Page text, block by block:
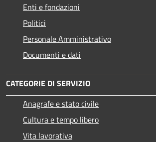
Enti e fondazioni
Politici
Personale Amministrativo
Documenti e dati
CATEGORIE DI SERVIZIO
Anagrafe e stato civile
Cultura e tempo libero
Vita lavorativa